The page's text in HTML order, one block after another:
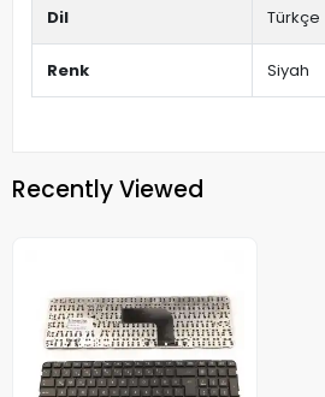
Dil Türkçe
Renk Siyah
Recently Viewed